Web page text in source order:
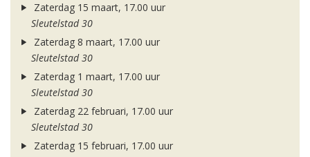
Zaterdag 15 maart, 17.00 uur
Sleutelstad 30
Zaterdag 8 maart, 17.00 uur
Sleutelstad 30
Zaterdag 1 maart, 17.00 uur
Sleutelstad 30
Zaterdag 22 februari, 17.00 uur
Sleutelstad 30
Zaterdag 15 februari, 17.00 uur